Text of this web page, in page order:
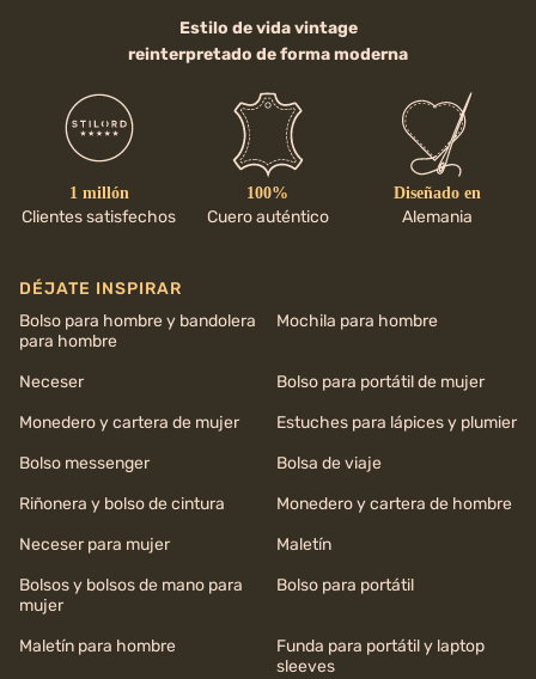
Estilo de vida vintage
reinterpretado de forma moderna
1 millón
Clientes satisfechos
100%
Cuero auténtico
Diseñado en
Alemania
DÉJATE INSPIRAR
Bolso para hombre y bandolera
para hombre
Mochila para hombre
Neceser
Bolso para portátil de mujer
Monedero y cartera de mujer
Estuches para lápices y plumier
Bolso messenger
Bolsa de viaje
Riñonera y bolso de cintura
Monedero y cartera de hombre
Neceser para mujer
Maletín
Bolsos y bolsos de mano para
mujer
Bolso para portátil
Maletín para hombre
Funda para portátil y laptop
sleeves